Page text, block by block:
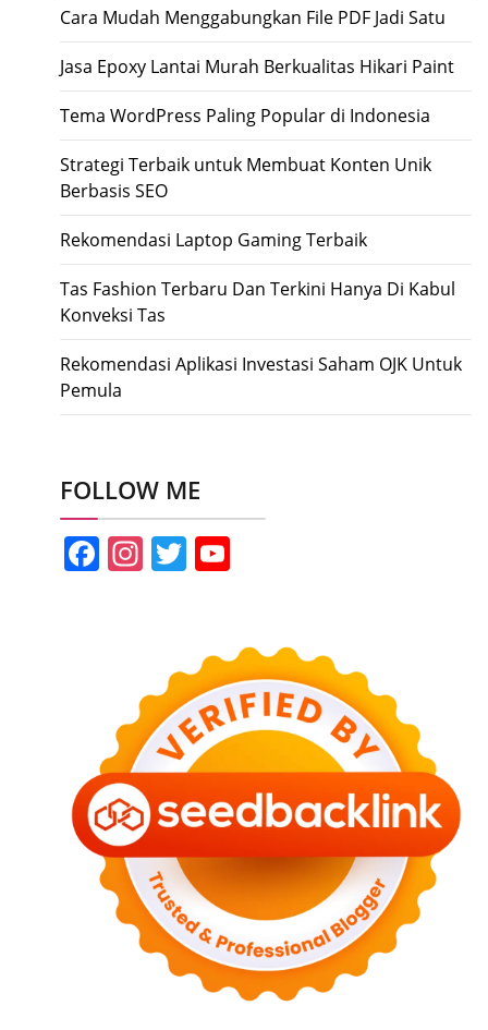
Cara Mudah Menggabungkan File PDF Jadi Satu
Jasa Epoxy Lantai Murah Berkualitas Hikari Paint
Tema WordPress Paling Popular di Indonesia
Strategi Terbaik untuk Membuat Konten Unik
Berbasis SEO
Rekomendasi Laptop Gaming Terbaik
Tas Fashion Terbaru Dan Terkini Hanya Di Kabul
Konveksi Tas
Rekomendasi Aplikasi Investasi Saham OJK Untuk
Pemula
FOLLOW ME
Facebook
Instagram
Twitter